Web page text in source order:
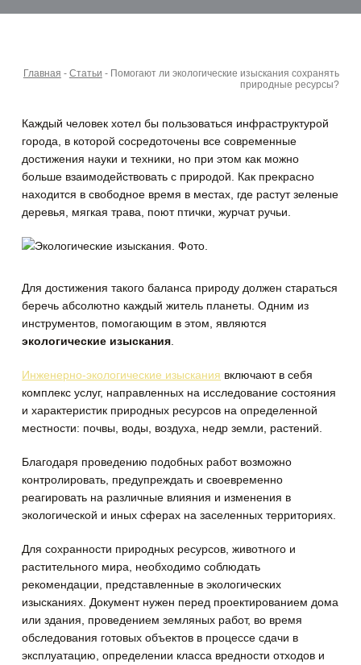
Главная - Статьи - Помогают ли экологические изыскания сохранять
природные ресурсы?
Каждый человек хотел бы пользоваться инфраструктурой
города, в которой сосредоточены все современные
достижения науки и техники, но при этом как можно
больше взаимодействовать с природой.
Как прекрасно
находится в свободное время в местах, где растут зеленые
деревья, мягкая трава, поют птички, журчат ручьи.
Для достижения такого баланса природу должен стараться
беречь абсолютно каждый житель планеты. Одним из
инструментов, помогающим в этом, являются
экологические изыскания
Инженерно-экологические изыскания включают в себя
комплекс услуг, направленных на исследование состояния
и характеристик природных ресурсов на определенной
местности: почвы, воды, воздуха, недр земли, растений.
Благодаря проведению подобных работ возможно
контролировать, предупреждать и своевременно
реагировать на различные влияния и изменения в
экологической и иных сферах на заселенных территориях.
Для сохранности природных ресурсов, животного и
растительного мира, необходимо соблюдать
рекомендации, представленные в экологических
изысканиях. Документ нужен перед проектированием дома
или здания, проведением земляных работ, во время
обследования готовых объектов в процессе сдачи в
эксплуатацию, определении класса вредности отходов и